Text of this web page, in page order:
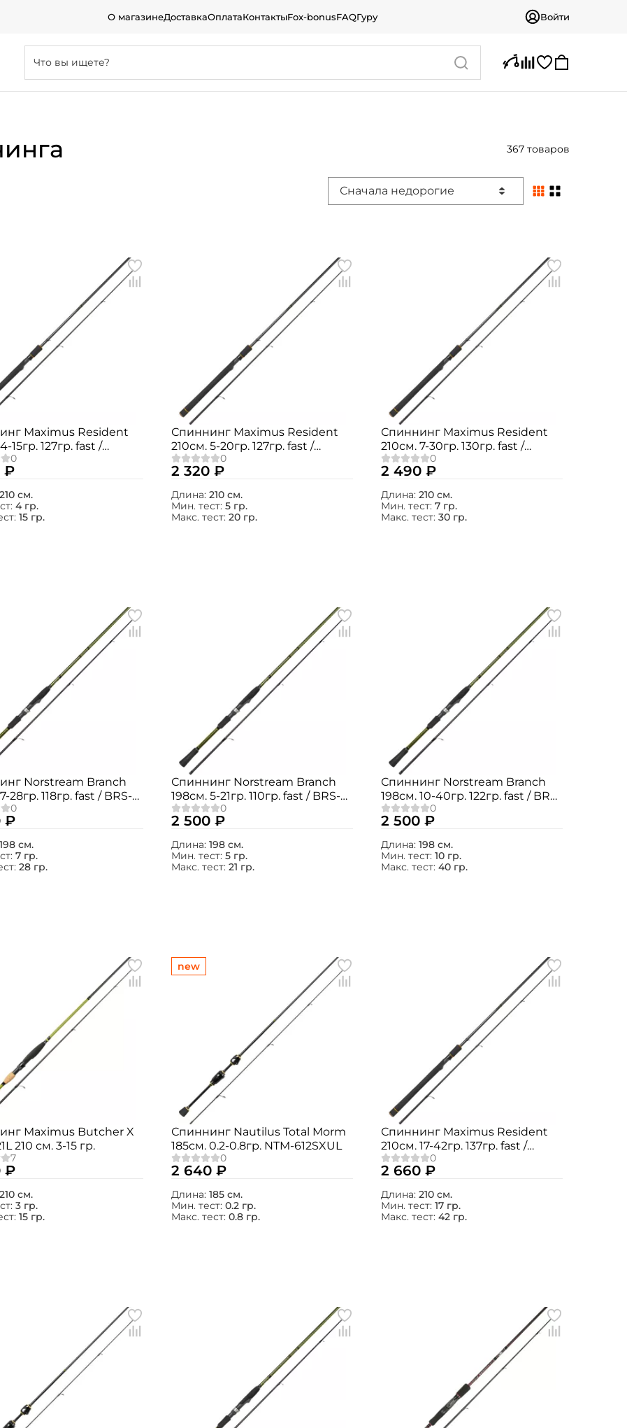
О магазинеДоставкаОплатаКонтактыFox-bonusFAQГуру Войти
367 товаров
Сначала недорогие
Maximus Resident
15гр. 127гр. fast /
₽
210 см.
4 гр.
15 гр.
Спиннинг Maximus Resident
210см. 5-20гр. 127гр. fast /
MSRE21ML
2 320 ₽
Длина: 210 см.
Мин. тест: 5 гр.
Макс. тест: 20 гр.
Спиннинг Maximus Resident
210см. 7-30гр. 130гр. fast /
MSRE21M
2 490 ₽
Длина: 210 см.
Мин. тест: 7 гр.
Макс. тест: 30 гр.
Norstream Branch
28гр. 118гр. fast / BRS-
₽
198 см.
7 гр.
28 гр.
Спиннинг Norstream Branch
198см. 5-21гр. 110гр. fast / BRS-
662ML
2 500 ₽
Длина: 198 см.
Мин. тест: 5 гр.
Макс. тест: 21 гр.
Спиннинг Norstream Branch
198см. 10-40гр. 122гр. fast / BRS-
662MH
2 500 ₽
Длина: 198 см.
Мин. тест: 10 гр.
Макс. тест: 40 гр.
Maximus Butcher X
210 см. 3-15 гр.
₽
210 см.
3 гр.
15 гр.
new
Спиннинг Nautilus Total Morm
185см. 0.2-0.8гр. NTM-612SXUL
2 640 ₽
Длина: 185 см.
Мин. тест: 0.2 гр.
Макс. тест: 0.8 гр.
Спиннинг Maximus Resident
210см. 17-42гр. 137гр. fast /
MSRE21MH
2 660 ₽
Длина: 210 см.
Мин. тест: 17 гр.
Макс. тест: 42 гр.